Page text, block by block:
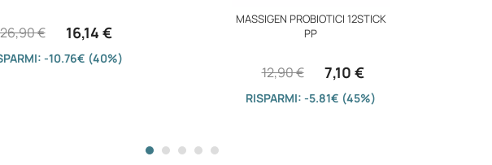
16,14 €
26,90 €
-10.76€ (40%)
MASSIGEN PROBIOTICI 12STICK
PP
7,10 €
12,90 €
RISPARMI: -5.81€ (45%)